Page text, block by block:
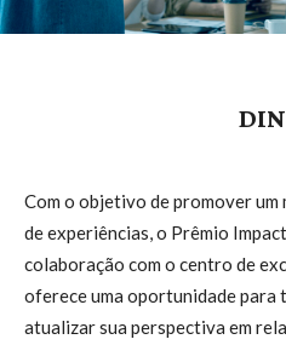
Com o objetivo de promover um
de experiências, o Prêmio
colaboração com o centro de
oferece uma oportunidade para
atualizar sua perspectiva em